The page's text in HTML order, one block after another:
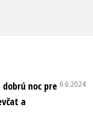
noc pre
a
6.6.2024